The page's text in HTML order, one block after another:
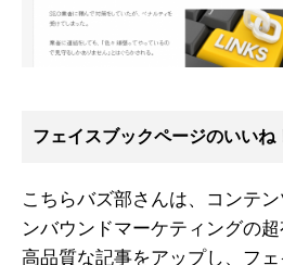
フェイスブックページのいいね
こちらバズ部さんは、コンテ
ンバウンドマーケティングの超
高品質な記事をアップし、フ